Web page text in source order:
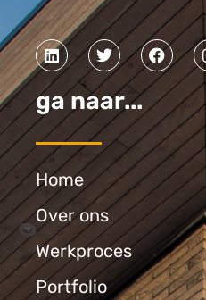
ga naar...
Home
Over ons
Werkproces
Portfolio